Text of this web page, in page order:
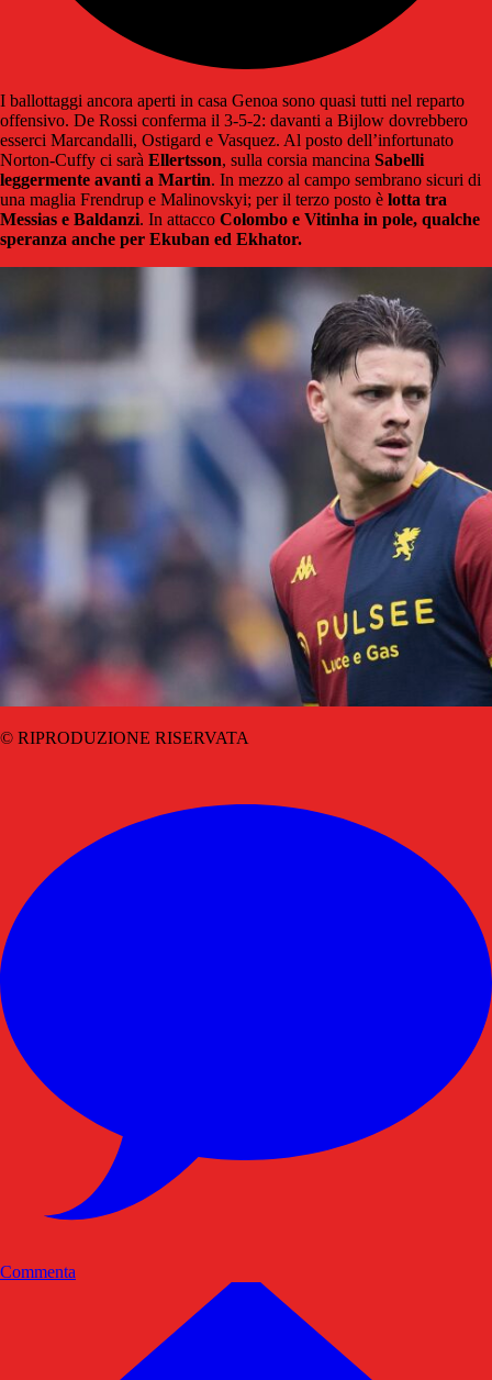
I ballottaggi ancora aperti in casa Genoa sono quasi tutti nel reparto
offensivo. De Rossi conferma il 3-5-2: davanti a Bijlow dovrebbero
esserci Marcandalli, Ostigard e Vasquez. Al posto dell’infortunato
Norton-Cuffy ci sarà Ellertsson, sulla corsia mancina Sabelli
leggermente avanti a Martin. In mezzo al campo sembrano sicuri di
una maglia Frendrup e Malinovskyi; per il terzo posto è lotta tra
Messias e Baldanzi. In attacco Colombo e Vitinha in pole, qualche
speranza anche per Ekuban ed Ekhator.
© RIPRODUZIONE RISERVATA
Commenta